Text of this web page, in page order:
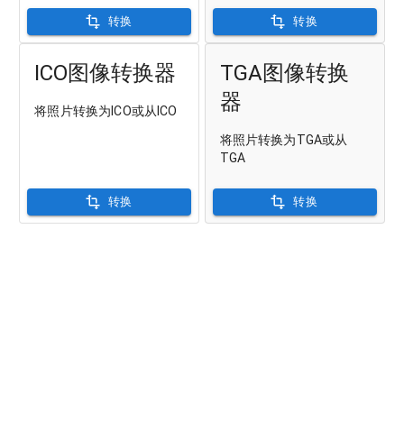
转换 转换
ICO图像转换器
将照片转换为ICO或从ICO
转换
TGA图像转换
器
将照片转换为TGA或从
TGA
转换